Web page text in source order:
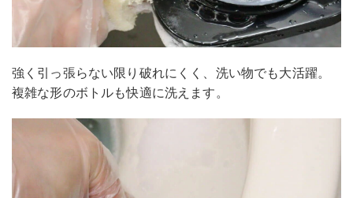
強く引っ張らない限り破れにくく、洗い物でも大活躍。
複雑な形のボトルも快適に洗えます。